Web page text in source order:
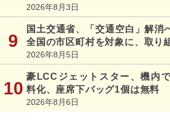
2026年8月3日
国土交通省、「交通空白」解消
全国の市区町村を対象に、取り
2026年8月5日
豪LCCジェットスター、機内
料化、座席下バッグ1個は無料
2026年8月6日